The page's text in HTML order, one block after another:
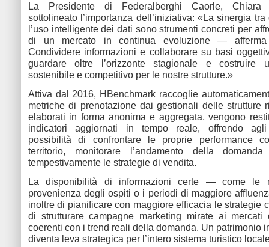
La Presidente di Federalberghi Caorle, Chiara
sottolineato l’importanza dell’iniziativa: «La sinergia
l’uso intelligente dei dati sono strumenti concreti per
di un mercato in continua evoluzione —
Condividere informazioni e collaborare su basi
guardare oltre l’orizzonte stagionale e costruire
sostenibile e competitivo per le nostre strutture.»
Attiva dal 2016, HBenchmark raccoglie
metriche di prenotazione dai gestionali delle strutture
elaborati in forma anonima e aggregata, vengono
indicatori aggiornati in tempo reale, offrendo
possibilità di confrontare le proprie performance
territorio, monitorare l’andamento della
tempestivamente le strategie di vendita.
La disponibilità di informazioni certe — come le
provenienza degli ospiti o i periodi di maggiore
inoltre di pianificare con maggiore efficacia le strategie
di strutturare campagne marketing mirate ai mercati
coerenti con i trend reali della domanda. Un patrimonio
diventa leva strategica per l’intero sistema turistico